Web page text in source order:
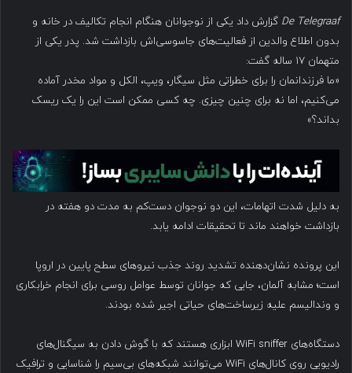
De Telegraaf گزارش داد یکی از نوجوانان هنگام انجام تکالیف در خانه و
بدون اطلاع والدین از فعالیت‌های جاسوسی‌اش بازداشت شد. پدر یکی از
متهمان ۱۷ ساله گفت:
«ما فرزندانمان را برای خطراتی مثل سیگار، ویپ، الکل و مواد مخدر آماده
می‌کنیم، اما نه برای چنین چیزی. چه کسی ممکن است این را یک ریسک
بداند؟»
به دلیل شدت اتهامات، این دو نوجوان دست‌کم به مدت دو هفته در
بازداشت خواهند ماند تا تحقیقات ادامه یابد.
این پرونده نشان‌دهنده تشدید روند جذب نیروهای سطح پایین در اروپا
است؛ مشابه آلمان، جایی که جوانان توسط عوامل روسی برای انجام خرابکاری
و وندالیسم علیه زیرساخت‌های حیاتی اجیر شده بودند.
دستگاه‌های WiFi sniffer ابزاری هستند که با گوش دادن به سیگنال‌های
رادیویی روی کانال‌های WiFi می‌توانند شبکه‌های بی‌سیم را شناسایی و ترافیک